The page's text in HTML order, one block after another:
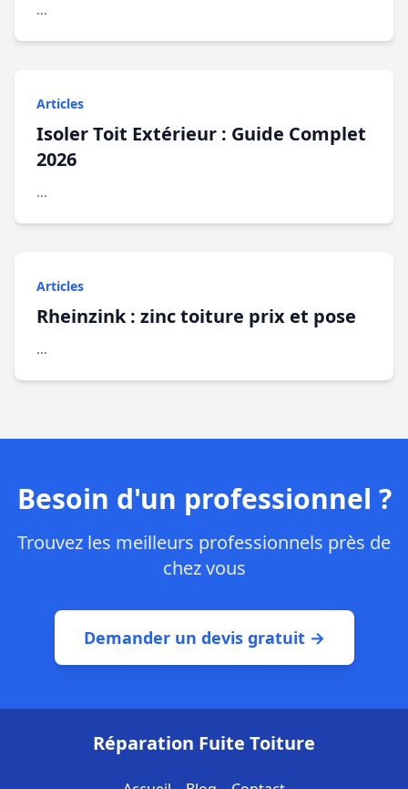
...
Articles
Isoler Toit Extérieur : Guide Complet
2026
...
Articles
Rheinzink : zinc toiture prix et pose
...
Besoin d'un professionnel ?
Trouvez les meilleurs professionnels près de
chez vous
Demander un devis gratuit →
Réparation Fuite Toiture